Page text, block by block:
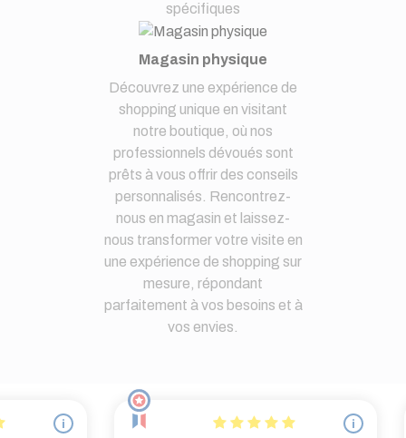
spécifiques
Magasin physique
Découvrez une expérience de
shopping unique en visitant
notre boutique, où nos
professionnels dévoués sont
prêts à vous offrir des conseils
personnalisés. Rencontrez-
nous en magasin et laissez-
nous transformer votre visite en
une expérience de shopping sur
mesure, répondant
parfaitement à vos besoins et à
vos envies.